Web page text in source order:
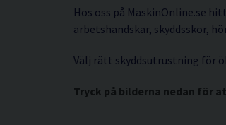
Hos oss på MaskinOnline.se
arbetshandskar, skyddsskor,
Välj rätt skyddsutrustning för
Tryck på bilderna nedan för